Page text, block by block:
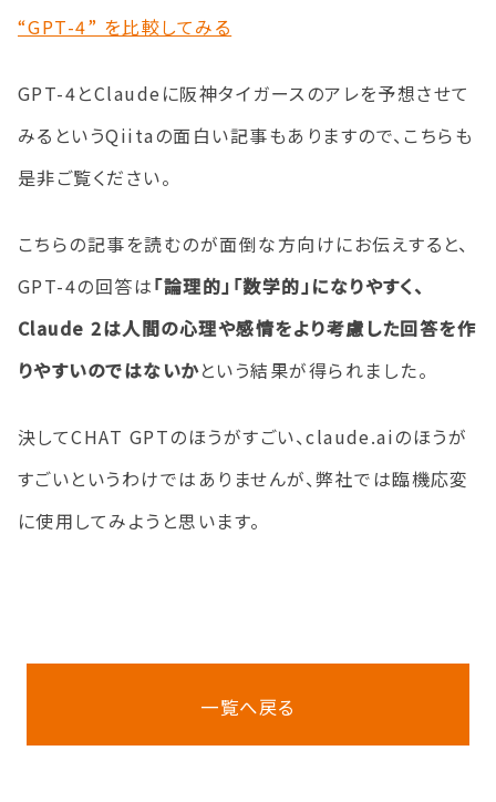
“GPT-4” を比較してみる
GPT-4とClaudeに阪神タイガースのアレを予想させて
みるというQiitaの面白い記事もありますので、こちらも
是非ご覧ください。
こちらの記事を読むのが面倒な方向けにお伝えすると、
GPT-4の回答は「論理的」「数学的」になりやすく、
Claude 2は人間の心理や感情をより考慮した回答を作
りやすいのではないかという結果が得られました。
決してCHAT GPTのほうがすごい、claude.aiのほうが
すごいというわけではありませんが、弊社では臨機応変
に使用してみようと思います。
一覧へ戻る